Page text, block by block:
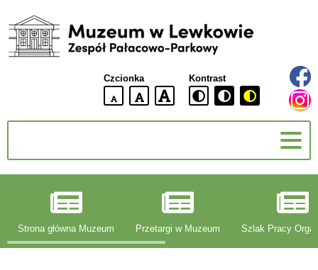
Muzeum
w
Czcionka
domyślna
czcionki
większa
czcionki
największa
czcionka
Kontrast
Strona główna Muzeum Przetargi w Muzeum Szlak Pracy